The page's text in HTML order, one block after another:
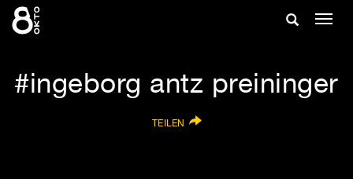
Zum
Inhalt
Suche
ingeborg antz preininger
TEILEN